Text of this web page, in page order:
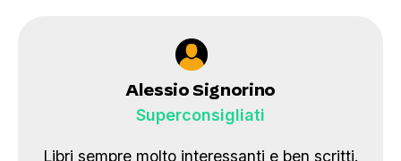
Alessio Signorino
Superconsigliati
Libri sempre molto interessanti e ben scritti.